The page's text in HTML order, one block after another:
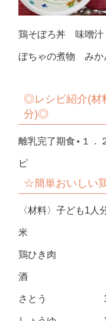
鶏そぼろ丼 味噌
ぼちゃの煮物 みか
◎レシピ紹介(材
分)◎
離乳完了期食⋆１．
ピ
☆簡単おいしい
〈材料〉子ども1人
米 35
鶏ひき肉
酒 0.5
さとう